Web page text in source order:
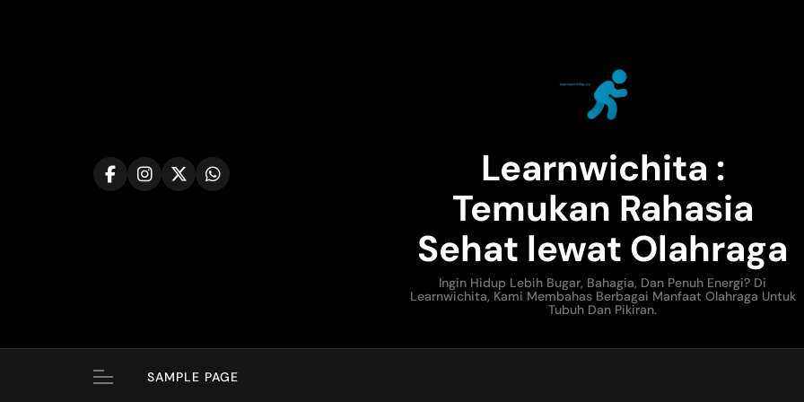
Learnwichita :
Temukan Rahasia
Sehat lewat Olahraga
Ingin Hidup Lebih Bugar, Bahagia, Dan Penuh Energi? Di
Learnwichita, Kami Membahas Berbagai Manfaat Olahraga Untuk
Tubuh Dan Pikiran.
SAMPLE PAGE